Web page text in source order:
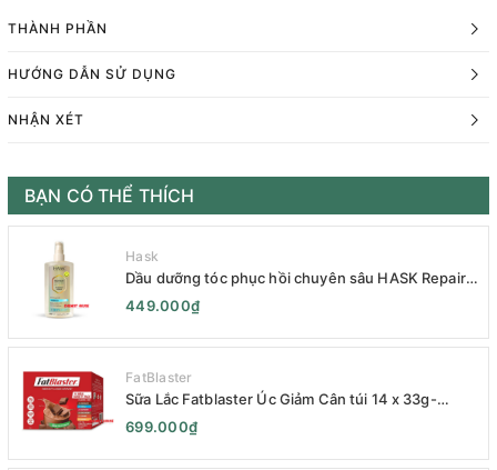
THÀNH PHẦN
HƯỚNG DẪN SỬ DỤNG
NHẬN XÉT
BẠN CÓ THỂ THÍCH
Hask
Dầu dưỡng tóc phục hồi chuyên sâu HASK Repair
Series 120mL- HASK Repair Series Intensive Repair
449.000₫
FatBlaster
Sữa Lắc Fatblaster Úc Giảm Cân túi 14 x 33g-
Naturopathica Fatblaster Weight Loss Shake
Variety Pack 14 x 33g - Sữa Giảm Cân
699.000₫